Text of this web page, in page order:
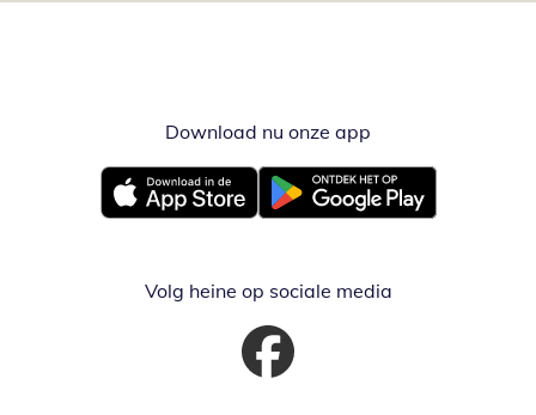
Download nu onze app
Opent in nieuw vensterOpent in nieuw venster
Volg heine op sociale media
Opent in nieuw venster